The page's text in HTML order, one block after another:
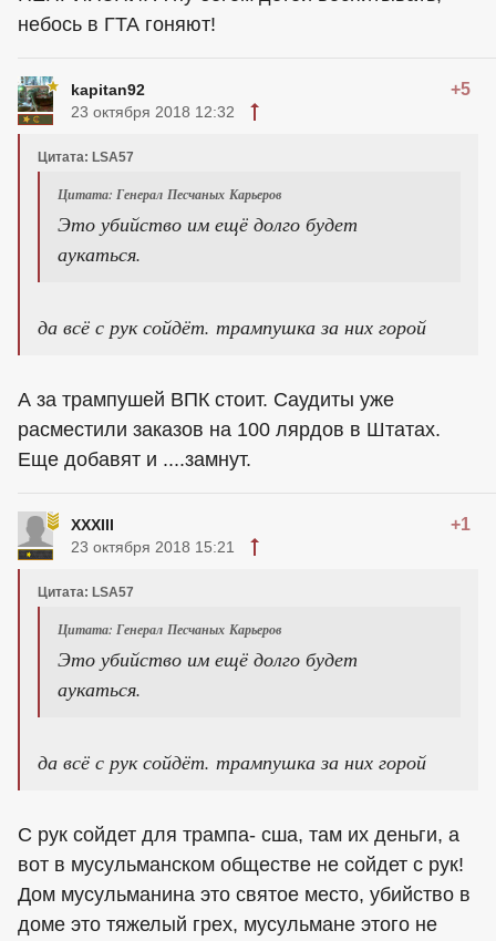
небось в ГТА гоняют!
kapitan92 +5
23 октября 2018 12:32
Цитата: LSA57
Цитата: Генерал Песчаных Карьеров
Это убийство им ещё долго будет
аукаться.
да всё с рук сойдёт. трампушка за них горой
А за трампушей ВПК стоит. Саудиты уже
расместили заказов на 100 лярдов в Штатах.
Еще добавят и ....замнут.
XXXIII +1
23 октября 2018 15:21
Цитата: LSA57
Цитата: Генерал Песчаных Карьеров
Это убийство им ещё долго будет
аукаться.
да всё с рук сойдёт. трампушка за них горой
С рук сойдет для трампа- сша, там их деньги, а
вот в мусульманском обществе не сойдет с рук!
Дом мусульманина это святое место, убийство в
доме это тяжелый грех, мусульмане этого не